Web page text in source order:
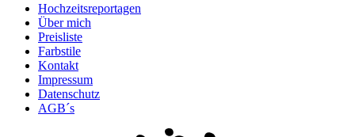
Hochzeitsreportagen
Über mich
Preisliste
Farbstile
Kontakt
Impressum
Datenschutz
AGB´s